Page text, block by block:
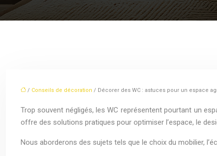
/ Conseils de décoration / Décorer des WC : astuces pour un espace
Trop souvent négligés, les WC représentent pourtant un
offre des solutions pratiques pour optimiser l’espace, le
Nous aborderons des sujets tels que le choix du mobilier,